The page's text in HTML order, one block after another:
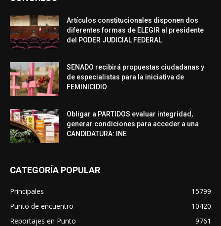
Artículos constitucionales disponen dos
diferentes formas de ELEGIR al presidente
del PODER JUDICIAL FEDERAL
SENADO recibirá propuestas ciudadanas y
de especialistas para la iniciativa de
FEMINICIDIO
Obligar a PARTIDOS evaluar integridad,
generar condiciones para acceder a una
CANDIDATURA: INE
CATEGORÍA POPULAR
Principales
15799
Punto de encuentro
10420
Reportajes en Punto
9761